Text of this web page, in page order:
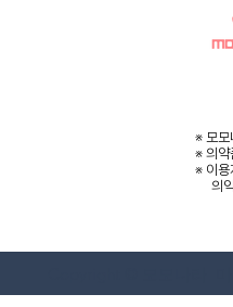
※ 모모
※ 의약
※ 이용
의약
Copyright © 모모나라